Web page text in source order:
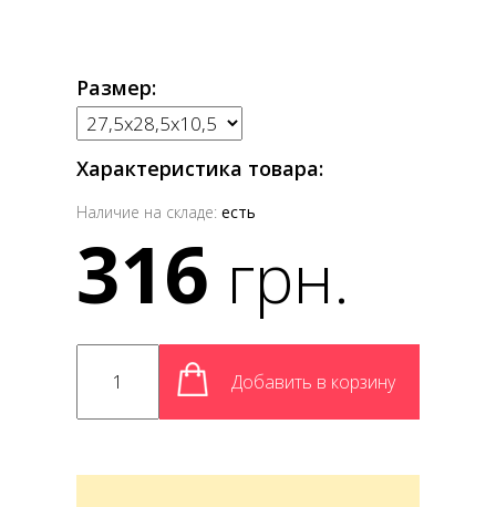
Размер:
Характеристика товара:
Наличие на складе: есть
316 грн.
Добавить в корзину